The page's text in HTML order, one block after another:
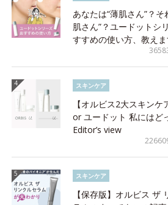
あなたは“薄肌さん”？そ
肌さん”？ユードットシ
すすめの使い方、教えま
スキンケア
【オルビス2大スキンケ
or ユードット 私にはど
Editor’s view
スキンケア
【保存版】オルビス ザ